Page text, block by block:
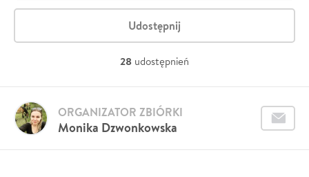
Udostępnij
28 udostępnień
Monika Dzwonkowska
ORGANIZATOR ZBIÓRKI